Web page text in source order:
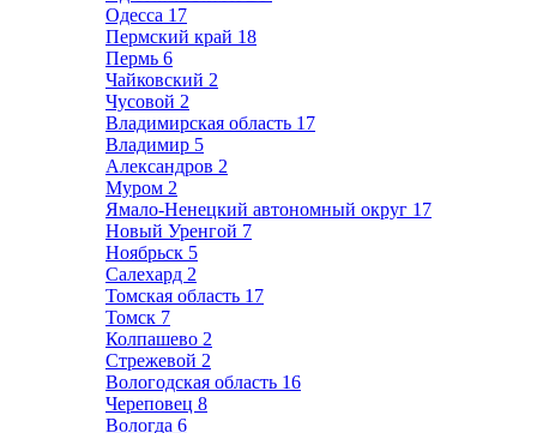
Одесса 17
Пермский край 18
Пермь 6
Чайковский 2
Чусовой 2
Владимирская область 17
Владимир 5
Александров 2
Муром 2
Ямало-Ненецкий автономный округ 17
Новый Уренгой 7
Ноябрьск 5
Салехард 2
Томская область 17
Томск 7
Колпашево 2
Стрежевой 2
Вологодская область 16
Череповец 8
Вологда 6